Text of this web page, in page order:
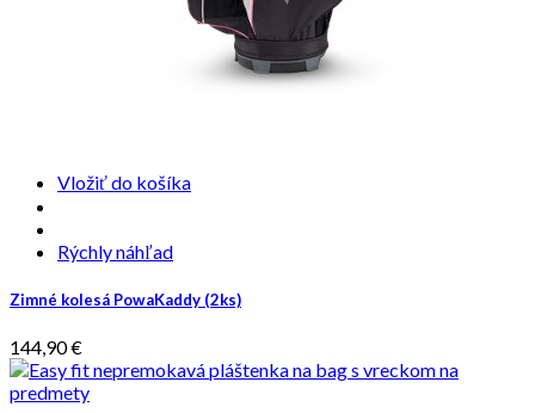
Vložiť do košíka
Rýchly náhľad
Zimné kolesá PowaKaddy (2ks)
144,90 €